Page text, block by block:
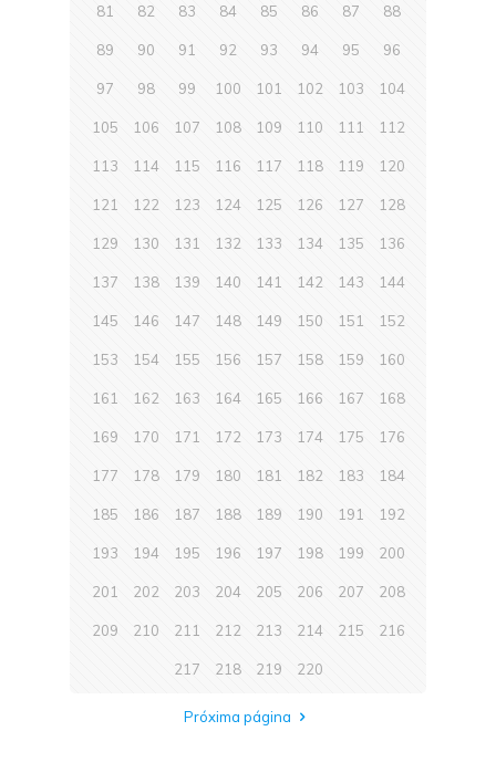
81 82 83 84 85 86 87 88
89 90 91 92 93 94 95 96
97 98 99 100 101 102 103 104
105 106 107 108 109 110 111 112
113 114 115 116 117 118 119 120
121 122 123 124 125 126 127 128
129 130 131 132 133 134 135 136
137 138 139 140 141 142 143 144
145 146 147 148 149 150 151 152
153 154 155 156 157 158 159 160
161 162 163 164 165 166 167 168
169 170 171 172 173 174 175 176
177 178 179 180 181 182 183 184
185 186 187 188 189 190 191 192
193 194 195 196 197 198 199 200
201 202 203 204 205 206 207 208
209 210 211 212 213 214 215 216
217 218 219 220
Próxima página